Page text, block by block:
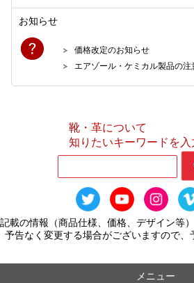
お知らせ
価格改定のお知らせ
エアゾール・ケミカル製品の注
靴・革について
知りたいキーワードを入
記載の情報（商品仕様、価格、デザイン等
予告なく変更する場合がございますので、
メニュー